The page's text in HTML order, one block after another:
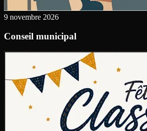
9 novembre 2026
Conseil municipal